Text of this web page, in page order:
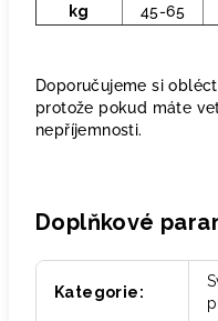
kg
45-65
Doporučujeme si
protože pokud máte
nepříjemnosti.
Doplňkové
Kategorie: